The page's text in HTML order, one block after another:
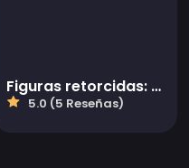
Figuras retorcidas: Agujero en la pared
5.0 (5 Reseñas)